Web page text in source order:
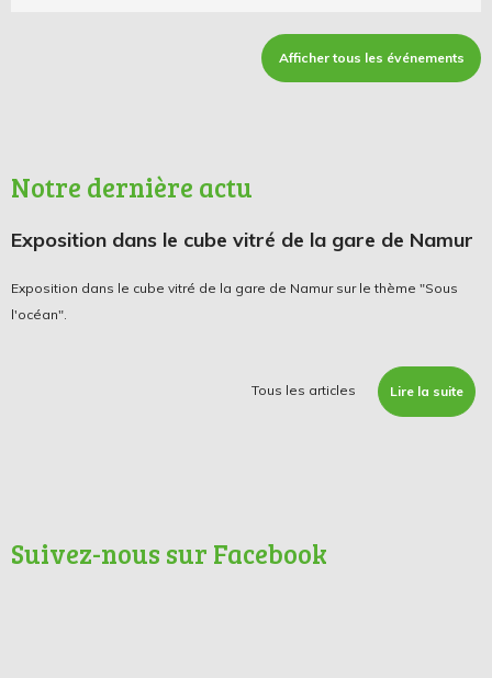
Afficher tous les événements
Notre dernière actu
Exposition dans le cube vitré de la gare de Namur
Exposition dans le cube vitré de la gare de Namur sur le thème "Sous
l'océan".
Tous les articles Lire la suite
Suivez-nous sur Facebook